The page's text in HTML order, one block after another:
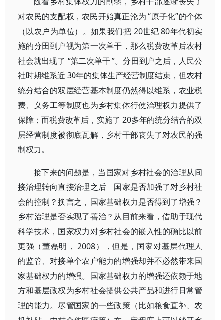
对农民的支配权，农民开始真正沦为 “原子化”的个体
（以农户为单位）。如果我们把 20世纪 80年代初实
施的分田到户视为第一次单干，那么税费改革后农村
社会就出现了 “第二次单干 ”。分田到户之后，人民公
社时期维系近 30年的集体生产经营制度结束，但农村
统分结合的双层经营基本制度仍然得以维系，农业税
费、义务工等制度也为乡村集体行使治理权力提供了
保障；而税费改革后，实施了 20多年的统分结合的双
层经营制度被彻底瓦解，乡村干部丧失了对农民的强
制权力。
接下来的问题是，当国家对乡村社会的治理从间
接治理转向直接治理之后，国家是否加强了对乡村社
会的控制？换言之，国家基础权力是否得到了增强？
乡村治理是否实现了善治？从目前来看，借助于现代
科学技术，国家权力对乡村社会的嵌入性的确比以前
更强（董磊明， 2008），但是，国家对基层代理人
的监管、对接单个农户能力的增强却并不必然带来国
家基础权力的增强。国家基础权力的增强还依赖于地
方和基层政权为乡村社会提供公共产品和进行日常管
理的能力。尽管国家的一些政策（比如粮食直补、农